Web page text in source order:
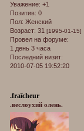
Уважение: +1
Позитив: 0
Пол: Женский
Возраст: 31 [1995-01-15]
Провел на форуме:
1 день 3 часа
Последний визит:
2010-07-05 19:52:20
.fraîcheur
.веслоухий олень.